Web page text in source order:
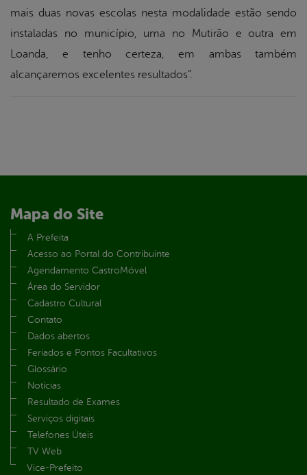
mais duas novas escolas nesta modalidade estão sendo
instaladas no município, uma no Mutirão e outra em
Loanda, e tenho certeza, em ambas também
alcançaremos excelentes resultados”.
Mapa do Site
A Prefeita
Acesso ao Portal do Contribuinte
Agendamento CastroMóvel
Área do Servidor
Cadastro Cultural
Contato
Dados abertos
Feriados e Pontos Facultativos
Glossário
Notícias
Resultado de Exames
Serviços digitais
Telefones Úteis
TV Web
Vice-Prefeito